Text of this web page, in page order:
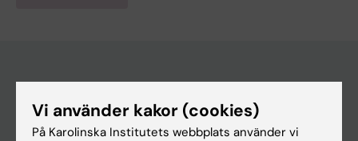
Huvudmeny
Utbildning
Vi använder kakor (cookies)
På Karolinska Institutets webbplats använder vi